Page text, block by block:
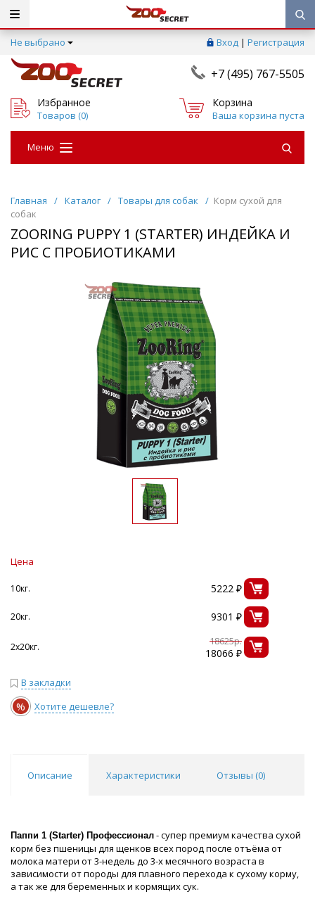
Не выбрано Вход | Регистрация
+7 (495) 767-5505
Избранное
Товаров (0)
Корзина
Ваша корзина пуста
Меню
Главная / Каталог / Товары для собак / Корм сухой для
собак
ZOORING PUPPY 1 (STARTER) ИНДЕЙКА И
РИС С ПРОБИОТИКАМИ
Цена
10кг. 5222 ₽
20кг. 9301 ₽
2х20кг. 18625р.
18066 ₽
В закладки
% Хотите дешевле?
Описание Характеристики Отзывы (0)
Паппи 1 (Starter) Профессионал - супер премиум качества сухой
корм без пшеницы для щенков всех пород после отъёма от
молока матери от 3-недель до 3-х месячного возраста в
зависимости от породы для плавного перехода к сухому корму,
а так же для беременных и кормящих сук.